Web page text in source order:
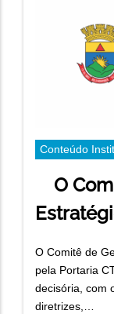
Conteúdo
O
O Comitê de
pela Portaria
decisória, com
diretrizes,…